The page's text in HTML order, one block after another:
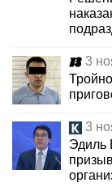
3
3
Эдиль